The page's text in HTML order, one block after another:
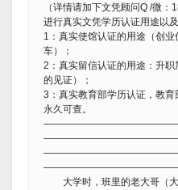
（详情请加下文凭顾问Q /微：
进行真实文凭学历认证用途以
1：真实使馆认证的用途（创
车）；
2：真实留信认证的用途：升
的见证）；
3：真实教育部学历认证，教
永久可查。
大学时，班里的老大哥（大